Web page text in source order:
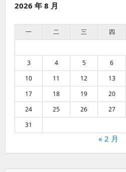
2026 年 8 月
一 二 三 四
3
4 5 6
10
11 12 13
17
18 19 20
24
25 26 27
31
« 2 月